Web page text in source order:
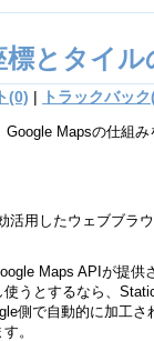
とタイル
(0) | トラックバッ
Mapsの仕組
活用したウェブブラ
Maps APIが提供
うとするなら、
側で自動的に加工さ
。